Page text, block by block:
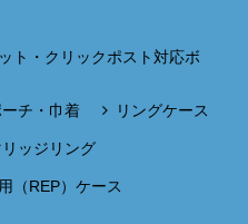
ト・クリックポスト対応ボ
ーチ・巾着 リングケース
ッジリング
（REP）ケース